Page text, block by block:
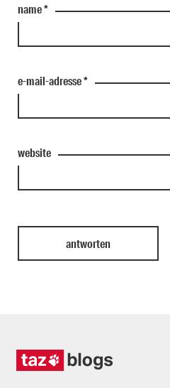
name*
e-mail-adresse*
website